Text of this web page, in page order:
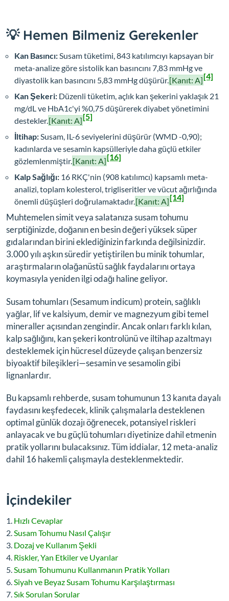
💡 Hemen Bilmeniz Gerekenler
Kan Basıncı:Susam tüketimi, 843 katılımcıyı kapsayan bir
meta-analize göre sistolik kan basıncını 7,83 mmHg ve
diyastolik kan basıncını 5,83 mmHg düşürür.[Kanıt: A][4]
Kan Şekeri: Düzenli tüketim, açlık kan şekerini yaklaşık 21
mg/dL ve HbA1c'yi %0,75 düşürerek diyabet yönetimini
destekler.[Kanıt: A][5]
İltihap:Susam, IL-6 seviyelerini düşürür (WMD -0,90);
kadınlarda ve sesamin kapsülleriyle daha güçlü etkiler
gözlemlenmiştir.[Kanıt: A][16]
Kalp Sağlığı: 16 RKÇ'nin (908 katılımcı) kapsamlı meta-
analizi, toplam kolesterol, trigliseritler ve vücut ağırlığında
önemli düşüşleri doğrulamaktadır.[Kanıt: A][14]
Muhtemelen simit veya salatanıza susam tohumu
serptiğinizde, doğanın en besin değeri yüksek süper
gıdalarından birini eklediğinizin farkında değilsinizdir.
3.000 yılı aşkın süredir yetiştirilen bu minik tohumlar,
araştırmaların olağanüstü sağlık faydalarını ortaya
koymasıyla yeniden ilgi odağı haline geliyor.
Susam tohumları (Sesamum indicum) protein, sağlıklı
yağlar, lif ve kalsiyum, demir ve magnezyum gibi temel
mineraller açısından zengindir. Ancak onları farklı kılan,
kalp sağlığını, kan şekeri kontrolünü ve iltihap azaltmayı
desteklemek için hücresel düzeyde çalışan benzersiz
biyoaktif bileşikleri—sesamin ve sesamolin gibi
lignanlardır.
Bu kapsamlı rehberde, susam tohumunun 13 kanıta dayalı
faydasını keşfedecek, klinik çalışmalarla desteklenen
optimal günlük dozajı öğrenecek, potansiyel riskleri
anlayacak ve bu güçlü tohumları diyetinize dahil etmenin
pratik yollarını bulacaksınız. Tüm iddialar, 12 meta-analiz
dahil 16 hakemli çalışmayla desteklenmektedir.
İçindekiler
Hızlı Cevaplar
Susam Tohumu Nasıl Çalışır
Dozaj ve Kullanım Şekli
Riskler, Yan Etkiler ve Uyarılar
Susam Tohumunu Kullanmanın Pratik Yolları
Siyah ve Beyaz Susam Tohumu Karşılaştırması
Sık Sorulan Sorular